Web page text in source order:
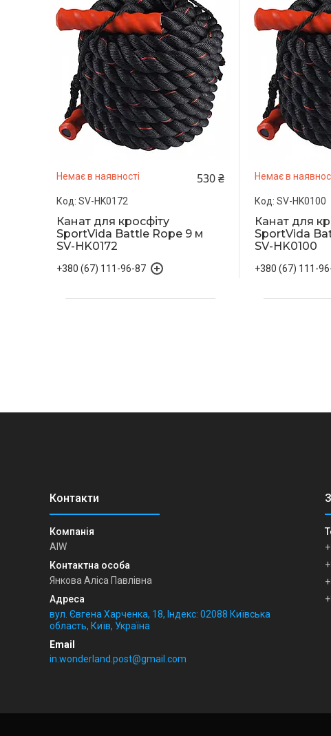
Немає в наявності 530 ₴
SV-HK0172
Канат для кросфіту
SportVida Battle Rope 9 м
SV-HK0172
+380 (67) 111-96-87
Немає в
SV-HK0100
Канат для
SportVida
SV-HK0100
+380 (67) 111-
AIW
Янкова Аліса Павлівна
вул. Євгена Харченка, 18, Індекс: 02088 Київська
область, Київ, Україна
in.wonderland.post@gmail.com